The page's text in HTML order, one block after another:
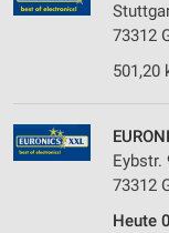
73312
501,20
Eybstr.
73312
Heute
Messung der
Analyse von
Entwicklung und